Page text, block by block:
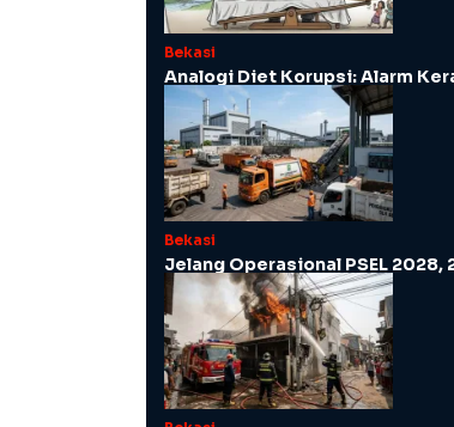
Bekasi
Analogi Diet Korupsi: Alarm
Bekasi
Jelang Operasional PSEL